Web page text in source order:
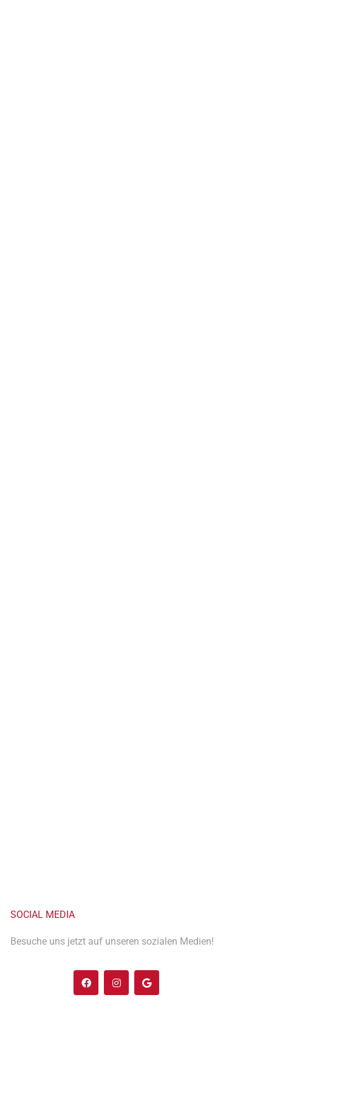
SOCIAL MEDIA
Besuche uns jetzt auf unseren sozialen Medien!